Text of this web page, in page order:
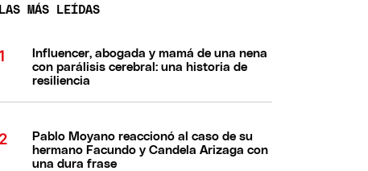
LAS MÁS LEÍDAS
Influencer, abogada y mamá de una nena
con parálisis cerebral: una historia de
resiliencia
Pablo Moyano reaccionó al caso de su
hermano Facundo y Candela Arizaga con
una dura frase